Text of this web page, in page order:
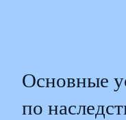
Основные
по